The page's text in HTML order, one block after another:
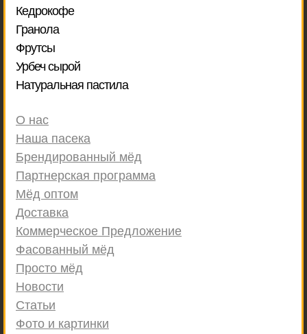
Кедрокофе
Гранола
Фрутсы
Урбеч сырой
Натуральная пастила
О нас
Наша пасека
Брендированный мёд
Партнерская программа
Мёд оптом
Доставка
Коммерческое Предложение
Фасованный мёд
Просто мёд
Новости
Статьи
Фото и картинки